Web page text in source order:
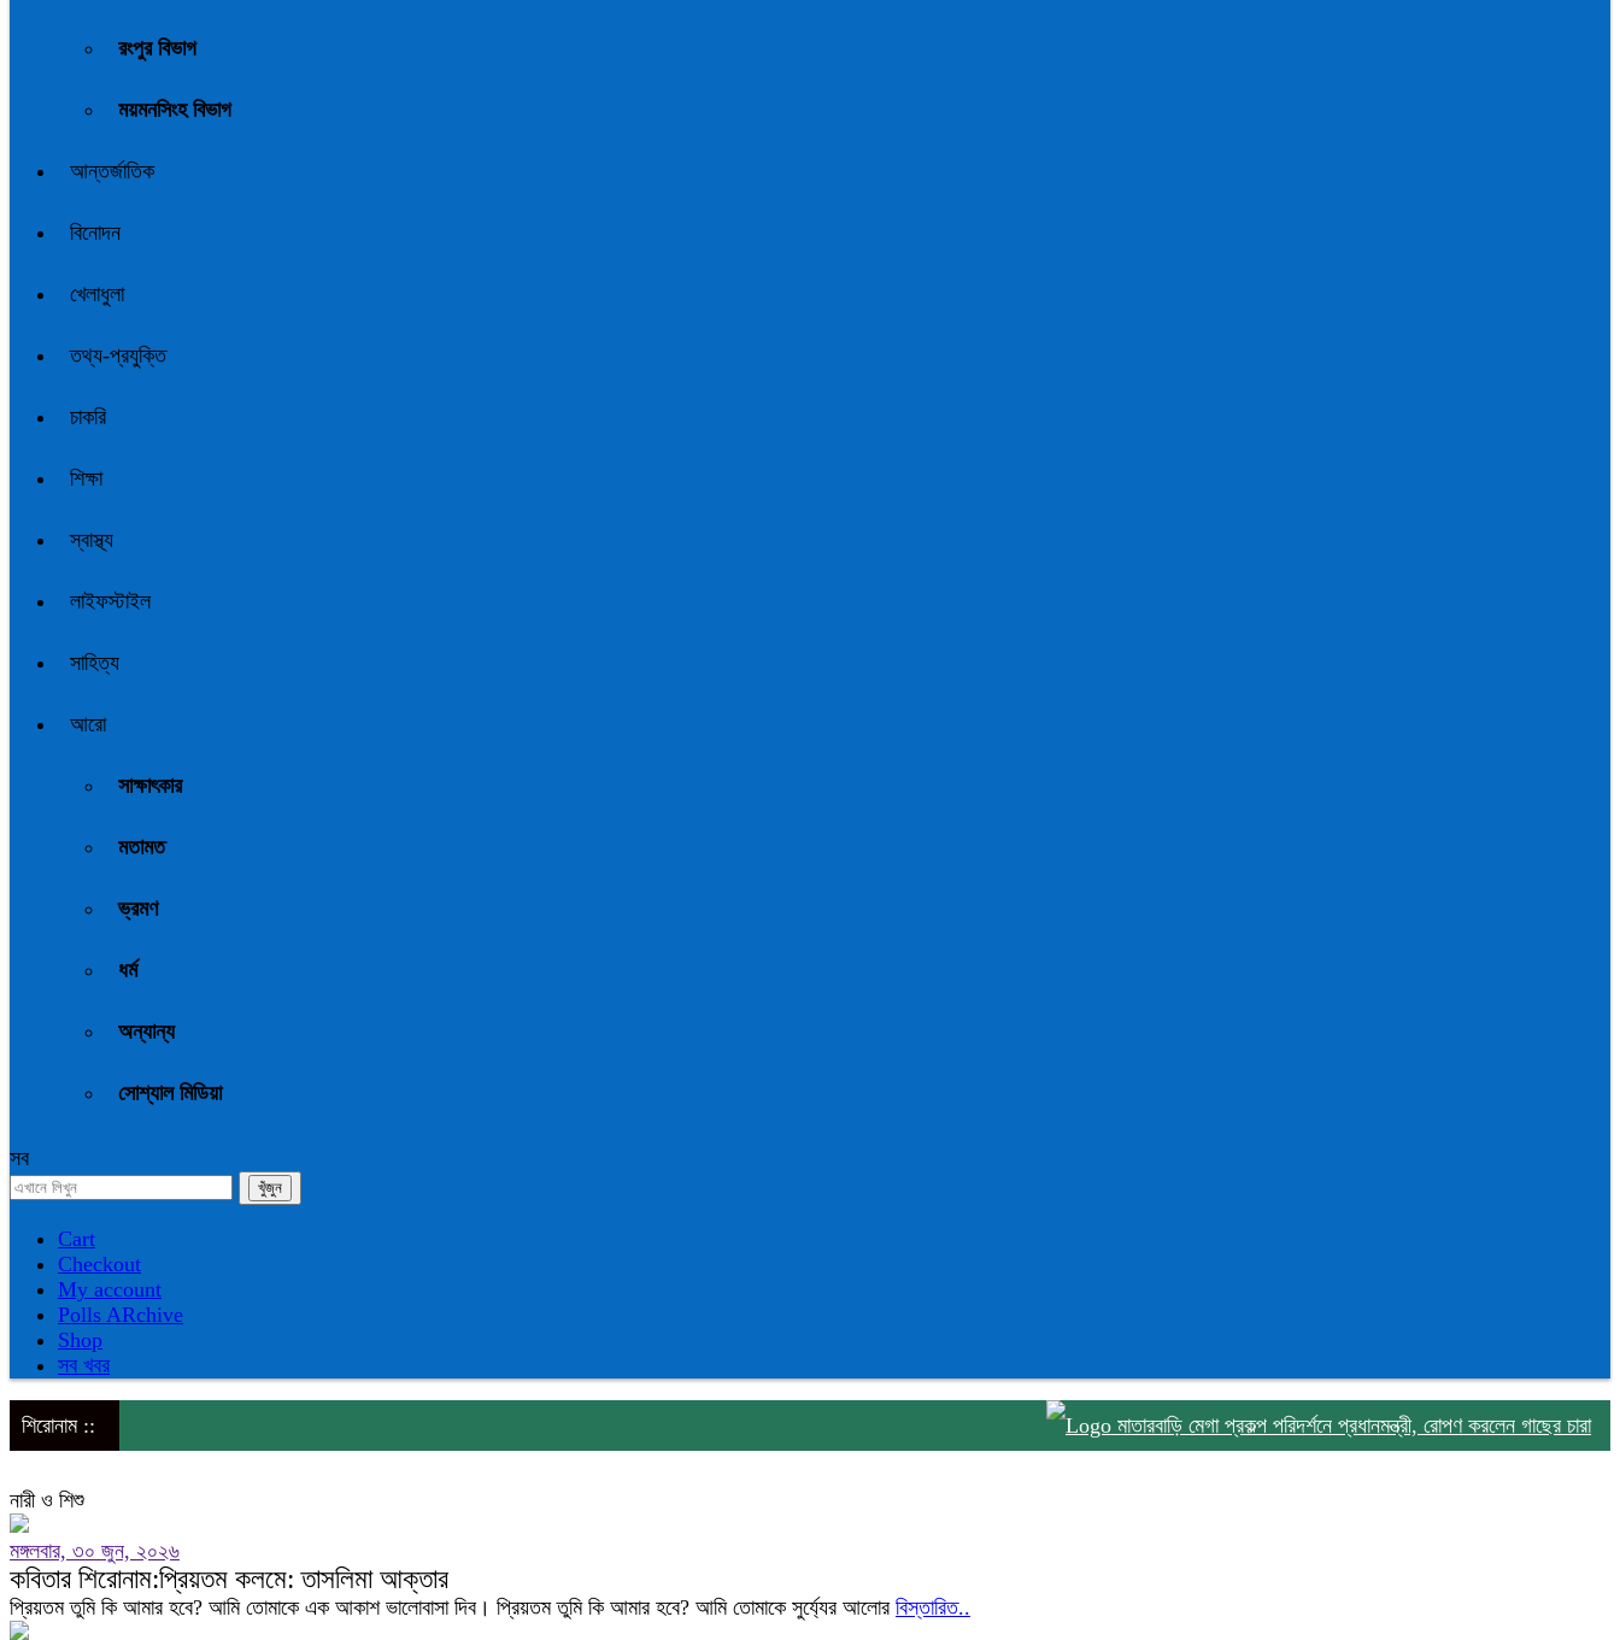
রংপুর বিভাগ
ময়মনসিংহ বিভাগ
আন্তর্জাতিক
বিনোদন
খেলাধুলা
তথ্য-প্রযুক্তি
চাকরি
শিক্ষা
স্বাস্থ্য
লাইফস্টাইল
সাহিত্য
আরো
সাক্ষাৎকার
মতামত
ভ্রমণ
ধর্ম
অন্যান্য
সোশ্যাল মিডিয়া
সব
Cart
Checkout
My account
Polls ARchive
Shop
সব খবর
শিরোনাম :: মাতারবাড়ি মেগা প্রকল্প পরিদর্শনে প্রধানমন্ত্রী, রোপণ করলেন গাছের চারা
নারী ও শিশু
মঙ্গলবার, ৩০ জুন, ২০২৬
কবিতার শিরোনাম:প্রিয়তম কলমে: তাসলিমা আক্তার
প্রিয়তম তুমি কি আমার হবে? আমি তোমাকে এক আকাশ ভালোবাসা দিব। প্রিয়তম তুমি কি আমার হবে? আমি তোমাকে সুর্য্যের আলোর বিস্তারিত..